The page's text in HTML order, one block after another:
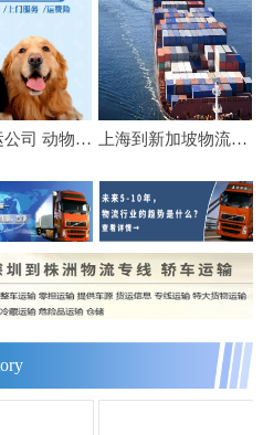
宠物托运公司 动物运输 邮寄猫咪狗狗 飞机随机 手续代办 上海到新加坡物流【美设】食品家具船舶运输物流公司服务